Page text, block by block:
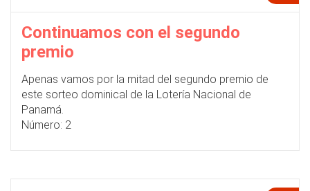
Continuamos con el segundo
premio
Apenas vamos por la mitad del segundo premio de
este sorteo dominical de la Lotería Nacional de
Panamá.
Número: 2